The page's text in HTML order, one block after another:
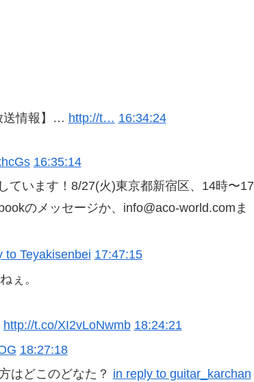
送情報】… http://t… 16:34:24
16:35:14
ています！8/27(火)東京都新宿区、14時〜17
のメッセージか、info@aco-world.comま
to Teyakisenbei 17:47:15
ぇ。
http://t.co/XI2vLoNwmb 18:24:21
18:27:18
はどこのどなた？ in reply to guitar_karchan